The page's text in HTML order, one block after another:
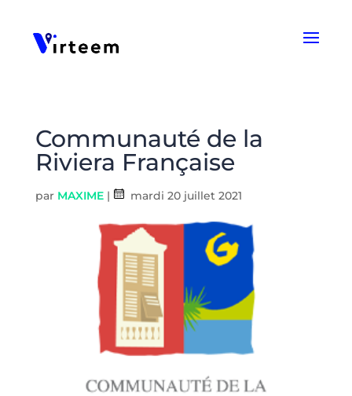
Communauté de la
Riviera Française
par MAXIME| mardi 20 juillet 2021